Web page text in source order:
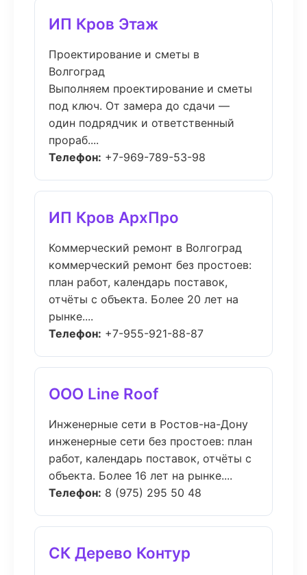
ИП Кров Этаж
Проектирование и сметы в
Волгоград
Выполняем проектирование и сметы
под ключ. От замера до сдачи —
один подрядчик и ответственный
прораб....
Телефон: +7-969-789-53-98
ИП Кров АрхПро
Коммерческий ремонт в Волгоград
коммерческий ремонт без простоев:
план работ, календарь поставок,
отчёты с объекта. Более 20 лет на
рынке....
Телефон: +7-955-921-88-87
ООО Line Roof
Инженерные сети в Ростов-на-Дону
инженерные сети без простоев: план
работ, календарь поставок, отчёты с
объекта. Более 16 лет на рынке....
Телефон: 8 (975) 295 50 48
СК Дерево Контур